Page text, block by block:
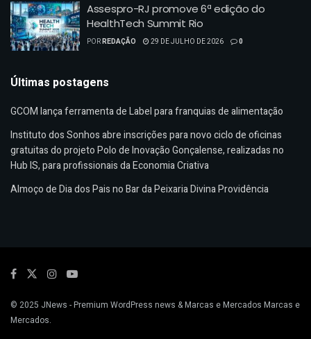
Assespro-RJ promove 6ª edição do
HealthTech Summit Rio
PORREDAÇÃO 29 DE JULHO DE 2026 0
Últimas postagens
GCOM lança ferramenta de Label para franquias de alimentação
Instituto dos Sonhos abre inscrições para novo ciclo de oficinas
gratuitas do projeto Polo de Inovação Gonçalense, realizadas no
Hub IS, para profissionais da Economia Criativa
Almoço de Dia dos Pais no Bar da Peixaria Divina Providência
© 2025 JNews - Premium WordPress news & Marcas e Mercados Marcas e
Mercados.